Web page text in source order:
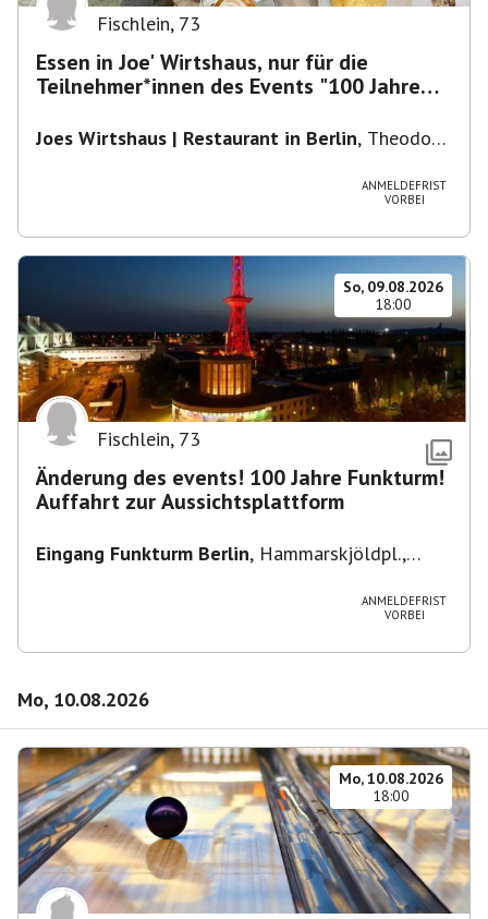
Fischlein, 73
Essen in Joe' Wirtshaus, nur für die
Teilnehmer*innen des Events "100 Jahre
Joes Wirtshaus | Restaurant in Berlin, Theodor-
ANMELDEFRIST
VORBEI
So, 09.08.2026
18:00
Fischlein, 73
Änderung des events! 100 Jahre Funkturm!
Auffahrt zur Aussichtsplattform
Eingang Funkturm Berlin, Hammarskjöldpl.,
ANMELDEFRIST
VORBEI
Mo, 10.08.2026
Mo, 10.08.2026
18:00